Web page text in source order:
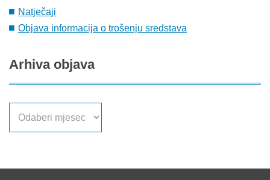
Natječaji
Objava informacija o trošenju sredstava
Arhiva objava